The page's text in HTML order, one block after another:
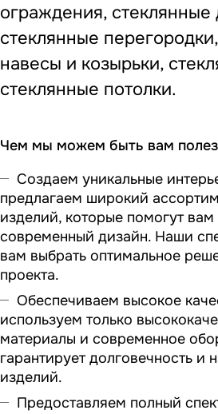
ограждения, стеклянные
стеклянные
навесы и козырьки,
стеклянные потолки.
Чем мы можем быть вам
Создаем уникальные
предлагаем широкий
изделий, которые помогут вам
современный дизайн. Наши
вам выбрать оптимальное
проекта.
Обеспечиваем высокое
используем только
материалы и современное
гарантирует долговечность и
изделий.
Предоставляем полный